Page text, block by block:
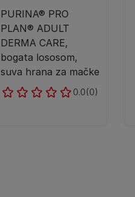
PURINA® PRO
PLAN® ADULT
DERMA CARE,
bogata lososom,
suva hrana za mačke
0.0(0)